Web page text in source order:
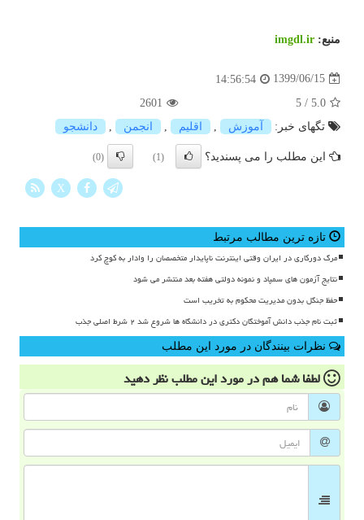
منبع: imgdl.ir
1399/06/15
14:56:54
5.0
/
5
2601
تگهای خبر:
آموزش , اقلیم , انجمن , دانشجو
این مطلب را می پسندید؟ (1)
(0)
X
تازه ترین مطالب مرتبط
مرگ دورکاری در ایران وقتی اینترنت ناپایدار متخصصان را وادار به کوچ کرد
نتایج آزمون های سمپاد و نمونه دولتی هفته بعد منتشر می شود
حفظ جنگل بدون مدیریت محکوم به تخریب است
ثبت نام جذب دانش آموختگان دکتری در دانشگاه ها شروع شد ۲ شرط اصلی جذب
نظرات بینندگان در مورد این مطلب
لطفا شما همدر مورد این مطلبنظر دهید